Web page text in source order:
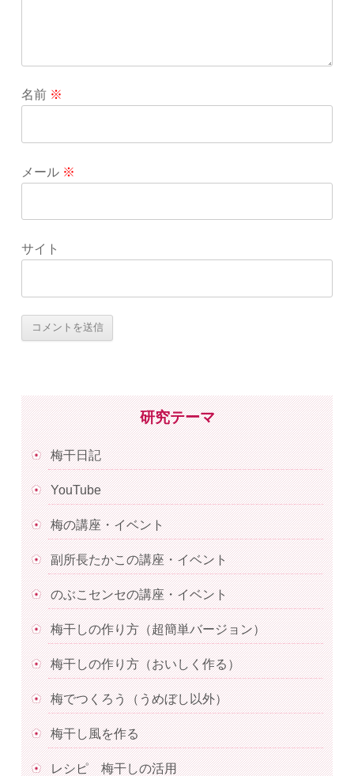
名前 ※
メール ※
サイト
研究テーマ
梅干日記
YouTube
梅の講座・イベント
副所長たかこの講座・イベント
のぶこセンセの講座・イベント
梅干しの作り方（超簡単バージョン）
梅干しの作り方（おいしく作る）
梅でつくろう（うめぼし以外）
梅干し風を作る
レシピ 梅干しの活用